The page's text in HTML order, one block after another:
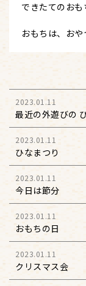
できたてのおも
おもちは、お
2023.01.11
最近の外遊びの
2023.01.11
ひなまつり
2023.01.11
今日は節分
2023.01.11
おもちの日
2023.01.11
クリスマス会